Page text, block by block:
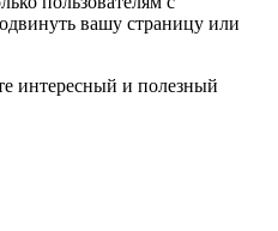
вашу страницу или
интересный и полезный